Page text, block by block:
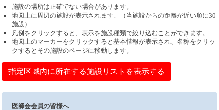
施設の場所は正確でない場合があります。
地図上に周辺の施設が表示されます。（当施設からの距離が近い順に30
施設）
凡例をクリックすると、表示を施設種類で絞り込むことができます。
地図上のマーカーをクリックすると基本情報が表示され、名称をクリッ
クするとその施設のページに移動します。
指定区域内に所在する施設リストを表示する
医師会会員の皆様へ